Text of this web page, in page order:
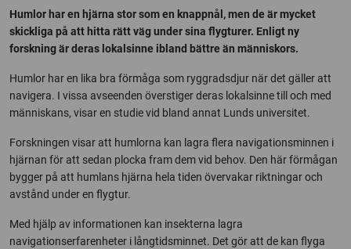
Humlor har en hjärna stor som en knappnål, men de är mycket
skickliga på att hitta rätt väg under sina flygturer. Enligt ny
forskning är deras lokalsinne ibland bättre än människors.
Humlor har en lika bra förmåga som ryggradsdjur när det gäller att
navigera. I vissa avseenden överstiger deras lokalsinne till och med
människans, visar en studie vid bland annat Lunds universitet.
Forskningen visar att humlorna kan lagra flera navigationsminnen i
hjärnan för att sedan plocka fram dem vid behov. Den här förmågan
bygger på att humlans hjärna hela tiden övervakar riktningar och
avstånd under en flygtur.
Med hjälp av informationen kan insekterna lagra
navigationserfarenheter i långtidsminnet. Det gör att de kan flyga